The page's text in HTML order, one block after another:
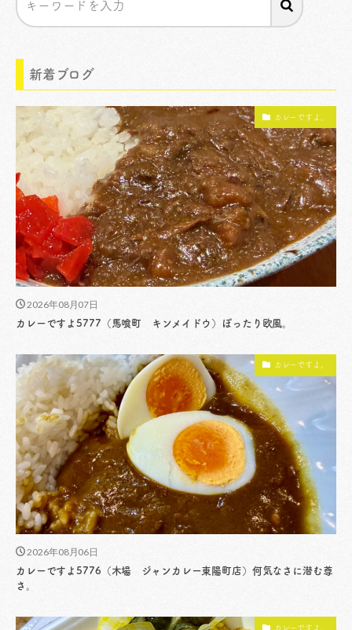
新着ブログ
カレーですよ。
2026年08月07日
カレーですよ5777（馬喰町 キンメイドウ）ぽったり欧風。
カレーですよ。
2026年08月06日
カレーですよ5776（木場 ジャンカレー東陽町店）何気なさに潜む尊
さ。
カレーですよ。